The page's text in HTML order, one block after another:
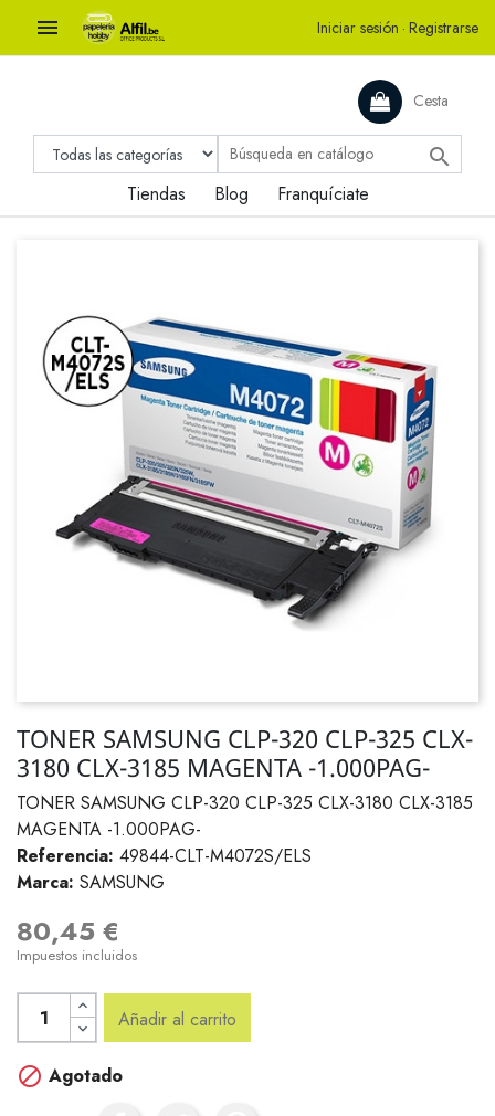
 Iniciar sesión · Registrarse
Cesta

Tiendas Blog Franquíciate
TONER SAMSUNG CLP-320 CLP-325 CLX-
3180 CLX-3185 MAGENTA -1.000PAG-
TONER SAMSUNG CLP-320 CLP-325 CLX-3180 CLX-3185
MAGENTA -1.000PAG-
Referencia: 49844-CLT-M4072S/ELS
Marca: SAMSUNG
80,45 €
Impuestos incluidos
Añadir al carrito
 Agotado